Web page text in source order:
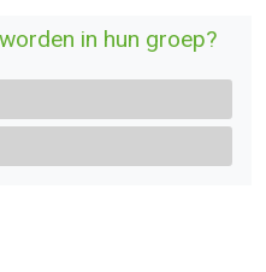
in hun groep?